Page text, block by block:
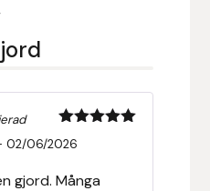
Betygsatt
av 5
02/06/2026
gjord. Många